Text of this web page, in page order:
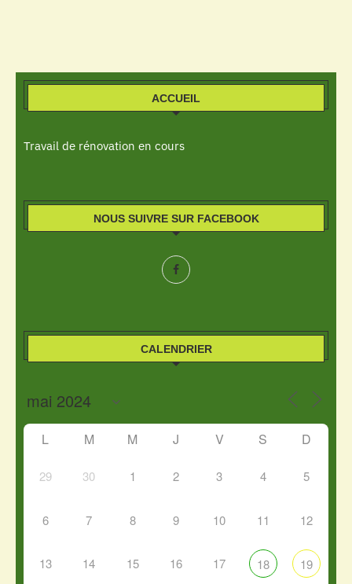
ACCUEIL
Travail de rénovation en cours
NOUS SUIVRE SUR FACEBOOK
CALENDRIER
L M M J V S D
29 30 1 2 3 4 5
6 7 8 9 10 11 12
13 14 15 16 17 18 19